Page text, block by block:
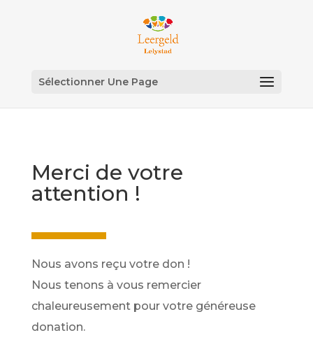
Sélectionner Une Page
Merci de votre
attention !
Nous avons reçu votre don !
Nous tenons à vous remercier
chaleureusement pour votre généreuse
donation.